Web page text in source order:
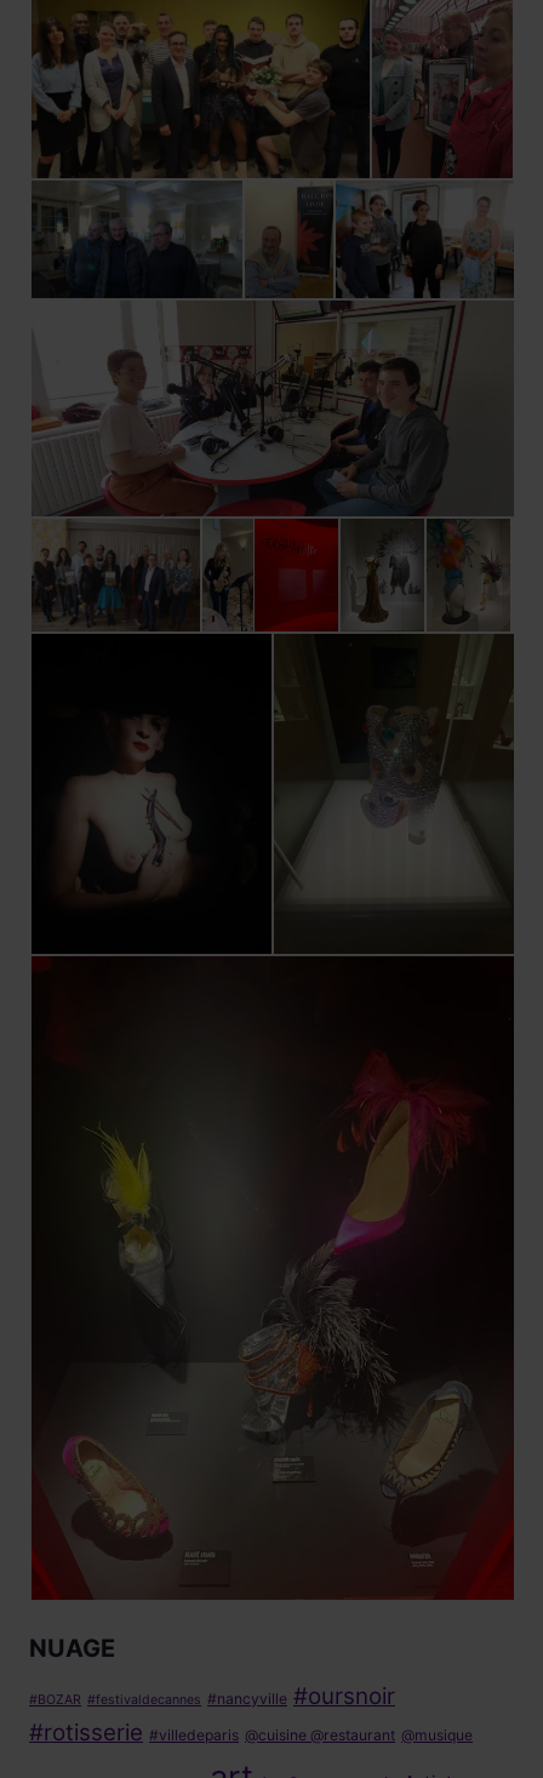
NUAGE
#BOZAR #festivaldecannes #nancyville #oursnoir
#rotisserie #villedeparis @cuisine @restaurant @musique